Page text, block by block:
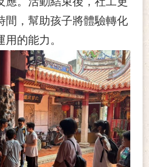
間，幫助孩子將體驗轉化
的能力。